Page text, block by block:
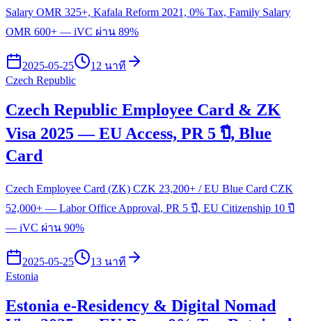
Salary OMR 325+, Kafala Reform 2021, 0% Tax, Family Salary
OMR 600+ — iVC ผ่าน 89%
2025-05-25
12 นาที
Czech Republic
Czech Republic Employee Card & ZK
Visa 2025 — EU Access, PR 5 ปี, Blue
Card
Czech Employee Card (ZK) CZK 23,200+ / EU Blue Card CZK
52,000+ — Labor Office Approval, PR 5 ปี, EU Citizenship 10 ปี
— iVC ผ่าน 90%
2025-05-25
13 นาที
Estonia
Estonia e-Residency & Digital Nomad